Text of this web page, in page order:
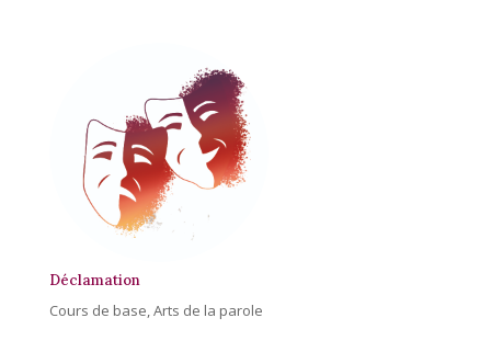
Déclamation
Cours de base,Arts de la parole